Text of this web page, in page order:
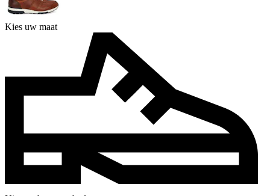
Kies uw maat